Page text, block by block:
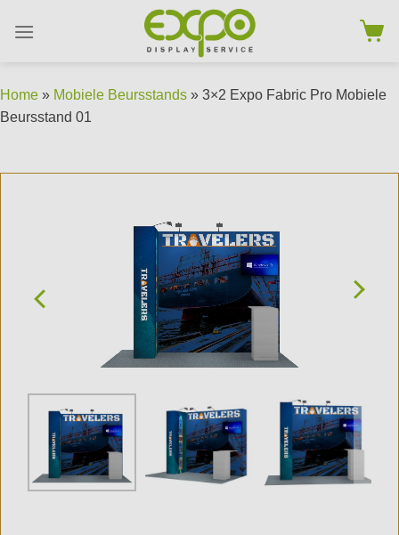
Home » Mobiele Beursstands » 3×2 Expo Fabric Pro Mobiele
Beursstand 01